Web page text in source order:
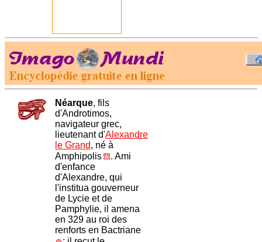
.
Néarque, fils
d'Androtimos,
navigateur grec,
lieutenant d'Alexandre
le Grand, né à
Amphipolis
. Ami
d'enfance
d'Alexandre, qui
l'institua gouverneur
de Lycie et de
Pamphylie, il amena
en 329 au roi des
renforts en Bactriane